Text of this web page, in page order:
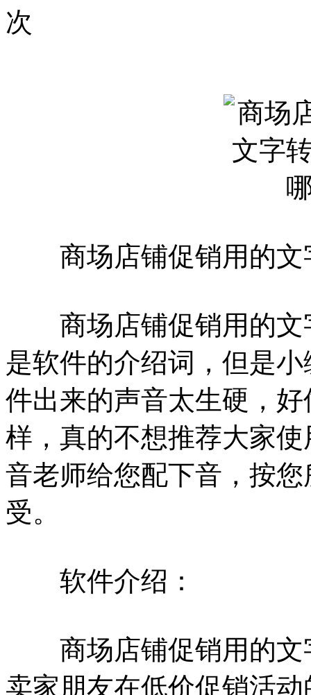
次
商场店铺促销用的
商场店铺促销用的文
是软件的介绍词，但是
件出来的声音太生硬，
样，真的不想推荐大家
音老师给您配下音，按
受。
软件介绍：
商场店铺促销用的文
卖家朋友在低价促销活